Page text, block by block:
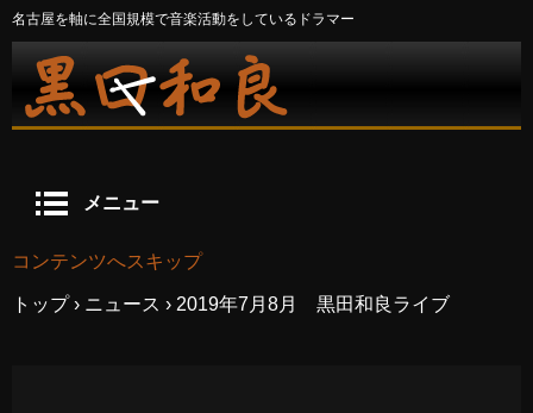
名古屋を軸に全国規模で音楽活動をしているドラマー
メニュー
コンテンツへスキップ
トップ › ニュース › 2019年7月8月 黒田和良ライブ